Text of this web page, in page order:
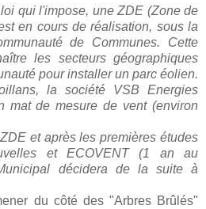
qui l'impose, une ZDE (Zone de
en cours de réalisation, sous la
de Communes. Cette
les secteurs géographiques
pour installer un parc éolien.
la société VSB Energies
mat de mesure de vent (environ
et après les premières études
et ECOVENT (1 an au
décidera de la suite à
du côté des "Arbres Brûlés"